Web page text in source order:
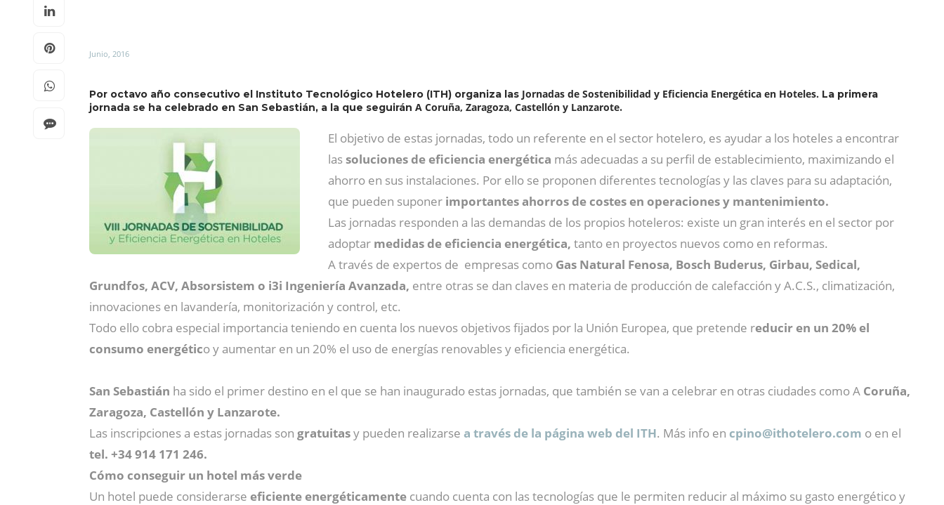
Junio, 2016
Por octavo año consecutivo el Instituto Tecnológico Hotelero (ITH) organiza las Jornadas de Sostenibilidad y Eficiencia Energética en Hoteles. La primera
jornada se ha celebrado en San Sebastián, a la que seguirán A Coruña, Zaragoza, Castellón y Lanzarote.
El objetivo de estas jornadas, todo un referente en el sector hotelero, es ayudar a los hoteles a encontrar
lassoluciones de eficiencia energética más adecuadas a su perfil de establecimiento, maximizando el
ahorro en sus instalaciones. Por ello se proponen diferentes tecnologías y las claves para su adaptación,
que pueden suponer importantes ahorros de costes en operaciones y mantenimiento.
Las jornadas responden a las demandas de los propios hoteleros: existe un gran interés en el sector por
adoptar medidas de eficiencia energética, tanto en proyectos nuevos como en reformas.
A través de expertos de empresas como Gas Natural Fenosa, Bosch Buderus, Girbau, Sedical,
Grundfos, ACV, Absorsistem o i3i Ingeniería Avanzada, entre otras se dan claves en materia de producción de calefacción y A.C.S., climatización,
innovaciones en lavandería, monitorización y control, etc.
Todo ello cobra especial importancia teniendo en cuenta los nuevos objetivos fijados por la Unión Europea, que pretende reducir en un 20% el
consumo energético y aumentar en un 20% el uso de energías renovables y eficiencia energética.
San Sebastián ha sido el primer destino en el que se han inaugurado estas jornadas, que también se van a celebrar en otras ciudades como A Coruña,
Zaragoza, Castellón y Lanzarote.
Las inscripciones a estas jornadas son gratuitasy pueden realizarse a través de la página web del ITH. Más info en cpino@ithotelero.com o en el
tel. +34 914 171 246.
Cómo conseguir un hotel más verde
Un hotel puede considerarse eficiente energéticamente cuando cuenta con las tecnologías que le permiten reducir al máximo su gasto energético y